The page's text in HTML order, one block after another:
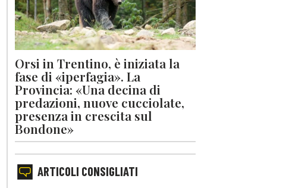
Orsi in Trentino, è iniziata la
fase di «iperfagia». La
Provincia: «Una decina di
predazioni, nuove cucciolate,
presenza in crescita sul
Bondone»
ARTICOLI CONSIGLIATI